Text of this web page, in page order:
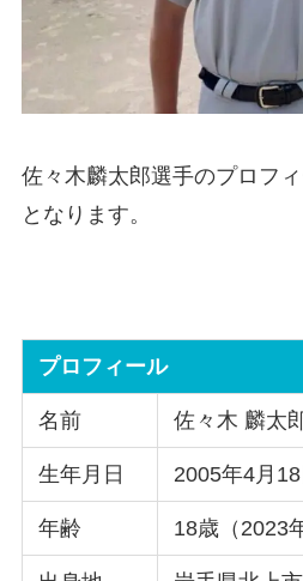
佐々木麟太郎選手のプロフ
となります。
プロフィール
名前 佐々木 麟太
生年月日 2005年4月18
年齢 18歳（2023